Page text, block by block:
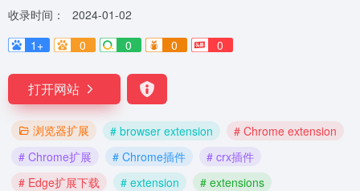
收录时间：
2024-01-02
1+
0 0 0 0
打开网站
浏览器扩展 # browser extension
# Chrome extension
# Chrome扩展
# Chrome插件
# crx插件
# Edge扩展下载
# extension
# extensions